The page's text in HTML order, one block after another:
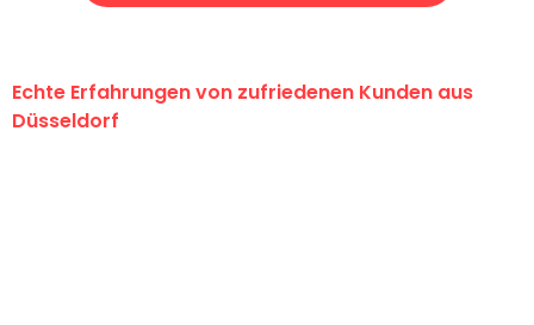
Echte Erfahrungen von zufriedenen Kunden aus
Düsseldorf